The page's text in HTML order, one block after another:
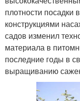
плотности посадки
конструкциями
садов изменил
материала в
последние годы в
выращиванию